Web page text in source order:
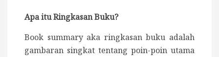
Apa itu Ringkasan Buku?
Book summary aka ringkasan buku adalah
gambaran singkat tentang poin-poin utama